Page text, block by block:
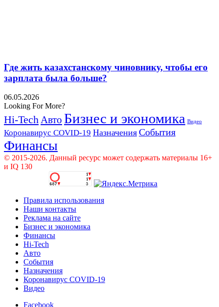
Где жить казахстанскому чиновнику, чтобы его
зарплата была больше?
06.05.2026
Looking For More?
Hi-Tech Авто Бизнес и экономика Видео
Коронавирус COVID-19 Назначения События
Финансы
© 2015-2026. Данный ресурс может содержать материалы 16+
и IQ 130
Правила использования
Наши контакты
Реклама на сайте
Бизнес и экономика
Финансы
Hi-Tech
Авто
События
Назначения
Коронавирус COVID-19
Видео
Facebook